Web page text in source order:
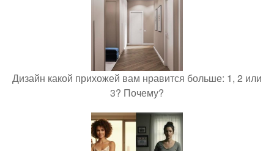
Дизайн какой прихожей вам нравится больше: 1, 2 или
3? Почему?